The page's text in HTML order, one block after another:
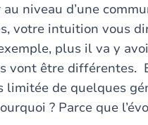
niveau d’une
votre intuition vous
plus il va y
vont être différentes.
de quelques
? Parce que